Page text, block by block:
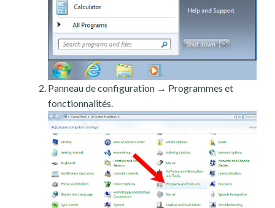
Panneau de configuration → Programmes et
fonctionnalités.